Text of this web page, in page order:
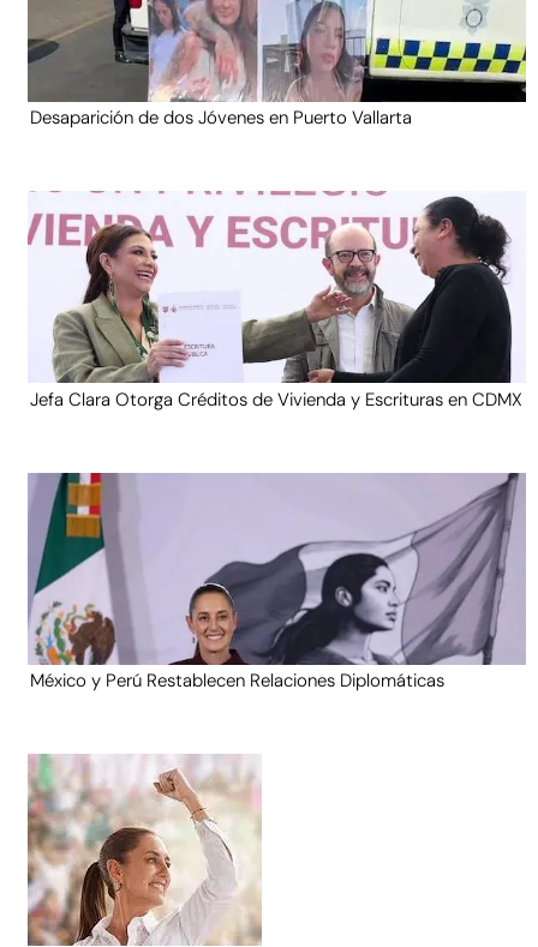
Desaparición de dos Jóvenes en Puerto Vallarta
Jefa Clara Otorga Créditos de Vivienda y Escrituras en CDMX
México y Perú Restablecen Relaciones Diplomáticas